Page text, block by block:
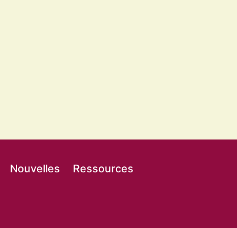
Nouvelles
Ressources